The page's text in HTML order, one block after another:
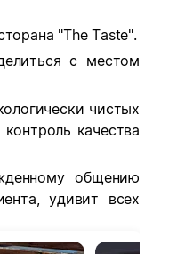
"The Taste".
с местом
чистых
качества
общению
удивит всех